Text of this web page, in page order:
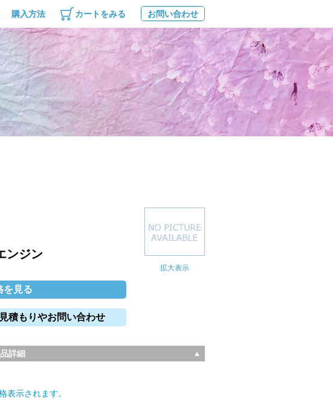
購入方法 カートをみる お問い合わせ
拡大表示
ンジン
を見る
積もりやお問い合わせ
詳細
表示されます。